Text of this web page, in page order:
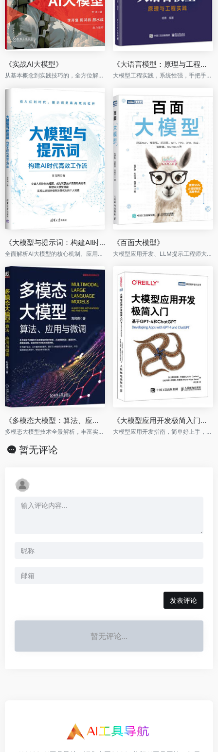
《实战AI大模型》
从基本概念到实践技巧的，全方位解读AI大模型
《大语言模型：原理与工程实践》（全彩）
大模型工程实践，系统性强，手把手教你训练LLM
《大模型与提示词：构建AI时代高效工作流》
全面解析AI大模型的核心机制、应用场景、交互逻辑
《百面大模型》
大模型应用开发、LLM提示工程师大模型面试题，覆盖95%大模型面试高频考点
《多模态大模型：算法、应用与微调》
多模态大模型技术全景解析，丰富实战案例助你掌握部署、微调和优化
《大模型应用开发极简入门：基于GPT-4和ChatGPT LangChain LLM应用开发》
大模型应用开发指南，简单好上手，快速构建大模型应用并实践提示工程、模型微调、插件、LangChain等，送配套代码
暂无评论
发表评论
暂无评论...